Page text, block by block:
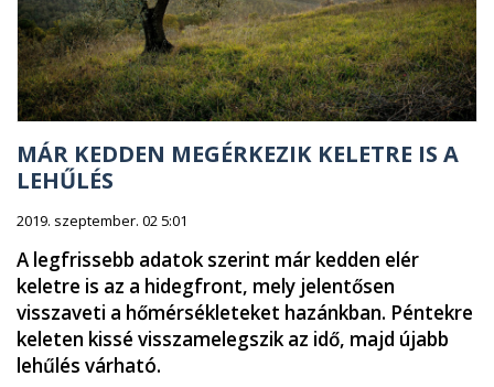
MÁR KEDDEN MEGÉRKEZIK KELETRE IS A
LEHŰLÉS
2019. szeptember. 02 5:01
A legfrissebb adatok szerint már kedden elér
keletre is az a hidegfront, mely jelentősen
visszaveti a hőmérsékleteket hazánkban. Péntekre
keleten kissé visszamelegszik az idő, majd újabb
lehűlés várható.